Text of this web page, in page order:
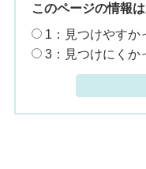
このページの情報
1：見つけやすか
3：見つけにくか